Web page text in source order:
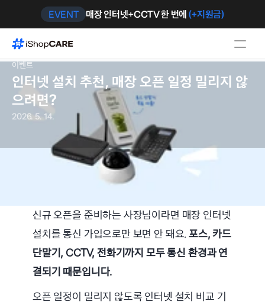
EVENT 매장 인터넷+CCTV 한 번에 (+지원금)
이벤트
인터넷 설치 추천, 매장 오픈 일정 밀리지 않
으려면?
2026. 5. 14.
신규 오픈을 준비하는 사장님이라면 매장 인터넷
설치를 통신 가입으로만 보면 안 돼요. 포스, 카드
단말기, CCTV, 전화기까지 모두 통신 환경과 연
결되기 때문입니다.
오픈 일정이 밀리지 않도록 인터넷 설치 비교 기